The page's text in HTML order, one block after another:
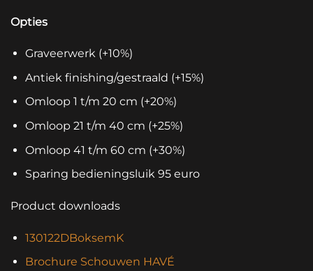
Opties
Graveerwerk (+10%)
Antiek finishing/gestraald (+15%)
Omloop 1 t/m 20 cm (+20%)
Omloop 21 t/m 40 cm (+25%)
Omloop 41 t/m 60 cm (+30%)
Sparing bedieningsluik 95 euro
Product downloads
130122DBoksemK
Brochure Schouwen HAVÉ